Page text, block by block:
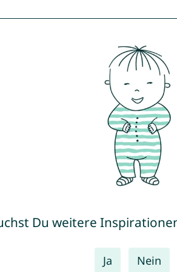
Du weitere
Ja Nein